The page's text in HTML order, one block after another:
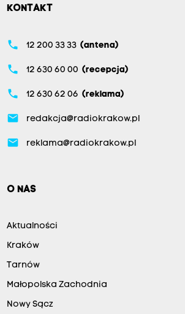
KONTAKT
phone 12 200 33 33 (antena)
phone 12 630 60 00 (recepcja)
phone 12 630 62 06 (reklama)
email redakcja@radiokrakow.pl
email reklama@radiokrakow.pl
O NAS
Aktualności
Kraków
Tarnów
Małopolska Zachodnia
Nowy Sącz